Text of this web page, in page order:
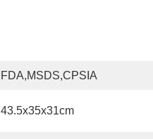
FDA,MSDS,CPSIA
43.5x35x31cm